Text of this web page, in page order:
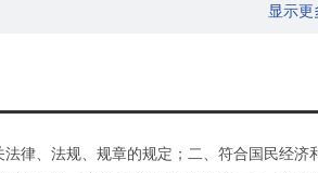
显示更
律、法规、规章的规定；二、符合国民经